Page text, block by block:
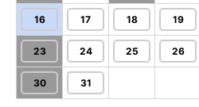
16 17 18 19
23 24 25 26
30 31